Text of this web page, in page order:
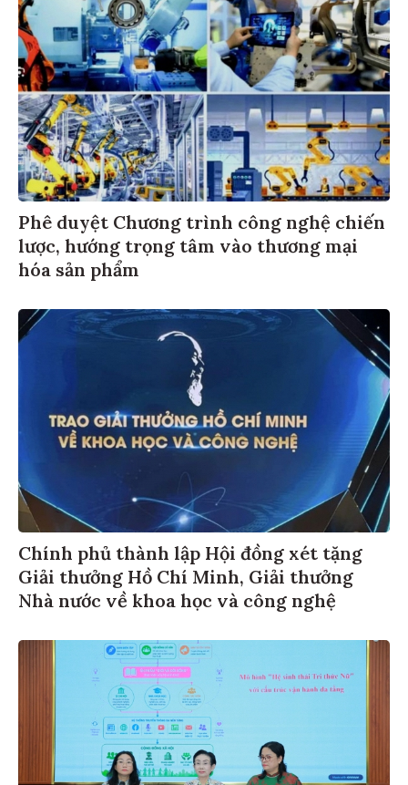
Phê duyệt Chương trình công nghệ chiến
lược, hướng trọng tâm vào thương mại
hóa sản phẩm
Chính phủ thành lập Hội đồng xét tặng
Giải thưởng Hồ Chí Minh, Giải thưởng
Nhà nước về khoa học và công nghệ